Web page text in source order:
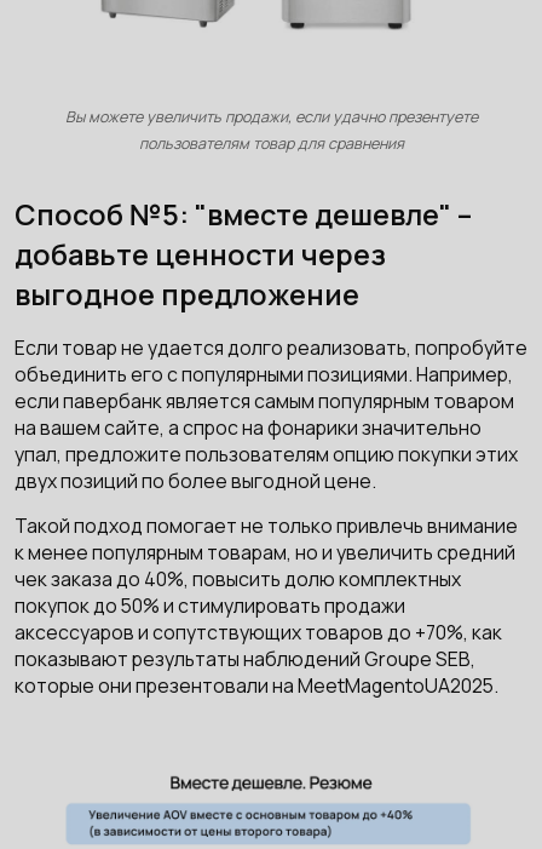
Вы можете увеличить продажи, если удачно презентуете
пользователям товар для сравнения
Способ №5: "вместе дешевле" –
добавьте ценности через
выгодное предложение
Если товар не удается долго реализовать, попробуйте
объединить его с популярными позициями. Например,
если павербанк является самым популярным товаром
на вашем сайте, а спрос на фонарики значительно
упал, предложите пользователям опцию покупки этих
двух позиций по более выгодной цене.
Такой подход помогает не только привлечь внимание
к менее популярным товарам, но и увеличить средний
чек заказа до 40%, повысить долю комплектных
покупок до 50% и стимулировать продажи
аксессуаров и сопутствующих товаров до +70%, как
показывают результаты наблюдений Groupe SEB,
которые они презентовали на MeetMagentoUA2025.